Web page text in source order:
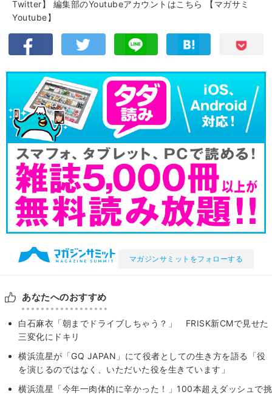
Twitter】 編集部のYoutubeアカウントはこちら
【マガサミ
Youtube】
マガジンサミットをフォローする
あなたへのおすすめ
白石麻衣「朝までドライブしちゃう？」 FRISK新CMで見せた
三変化にドキリ
横浜流星が「GQ JAPAN」にて役者としての生き方を語る「役
を演じるのではなく、いただいた役を生きています」
横浜流星「今年一肉体的に辛かった！」100本超えダッシュで挑